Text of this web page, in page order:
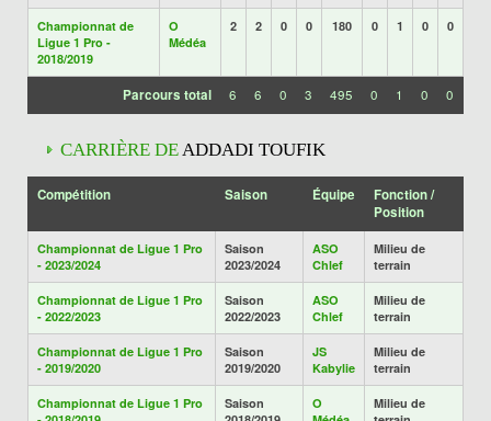
Championnat de
Ligue 1 Pro -
2018/2019
O
Médéa
2 2 0 0 180 0 1 0 0
Parcours total 6 6 0 3 495 0 1 0 0
CARRIÈRE DEADDADI TOUFIK
Compétition Saison Équipe
Fonction /
Position
Championnat de Ligue 1 Pro
- 2023/2024
Saison
2023/2024
ASO
Chlef
Milieu de
terrain
Championnat de Ligue 1 Pro
- 2022/2023
Saison
2022/2023
ASO
Chlef
Milieu de
terrain
Championnat de Ligue 1 Pro
- 2019/2020
Saison
2019/2020
JS
Kabylie
Milieu de
terrain
Championnat de Ligue 1 Pro
Saison
O
Milieu de